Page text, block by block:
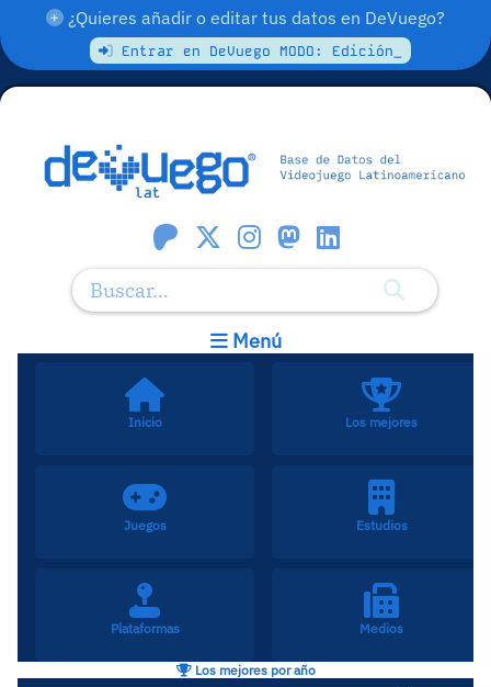
¿Quieres añadir o editar tus datos en DeVuego?
Entrar en DeVuego MODO: Edición_
Menú
Inicio Los mejores
Juegos Estudios
Plataformas Medios
Los mejores por año